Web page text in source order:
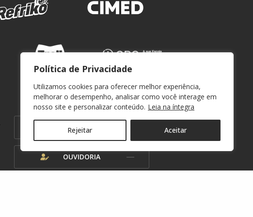
Política de Privacidade
Utilizamos cookies para oferecer melhor experiência,
melhorar o desempenho, analisar como você interage em
nosso site e personalizar conteúdo. Leia na íntegra
Rejeitar Aceitar
WEBMAIL
OUVIDORIA